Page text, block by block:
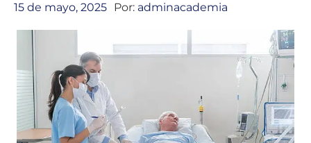
15 de mayo, 2025 Por: adminacademia